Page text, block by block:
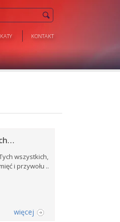
KONTAKT
wszystkich,
i przywołu ..
więcej